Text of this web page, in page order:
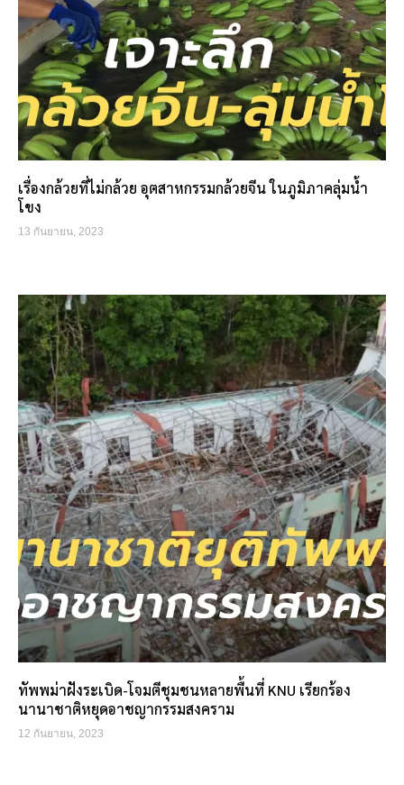
เรื่องกล้วยที่ไม่กล้วย อุตสาหกรรมกล้วยจีน ในภูมิภาคลุ่มน้ำ
โขง
13 กันยายน, 2023
ทัพพม่าฝังระเบิด-โจมตีชุมชนหลายพื้นที่ KNU เรียกร้อง
นานาชาติหยุดอาชญากรรมสงคราม
12 กันยายน, 2023